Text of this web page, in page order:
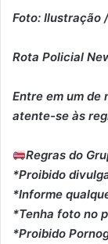
Foto: Ilustração
Rota Policial
Entre em um de
atente-se às
Regras do
*Proibido
*Informe
*Tenha foto no
*Proibido